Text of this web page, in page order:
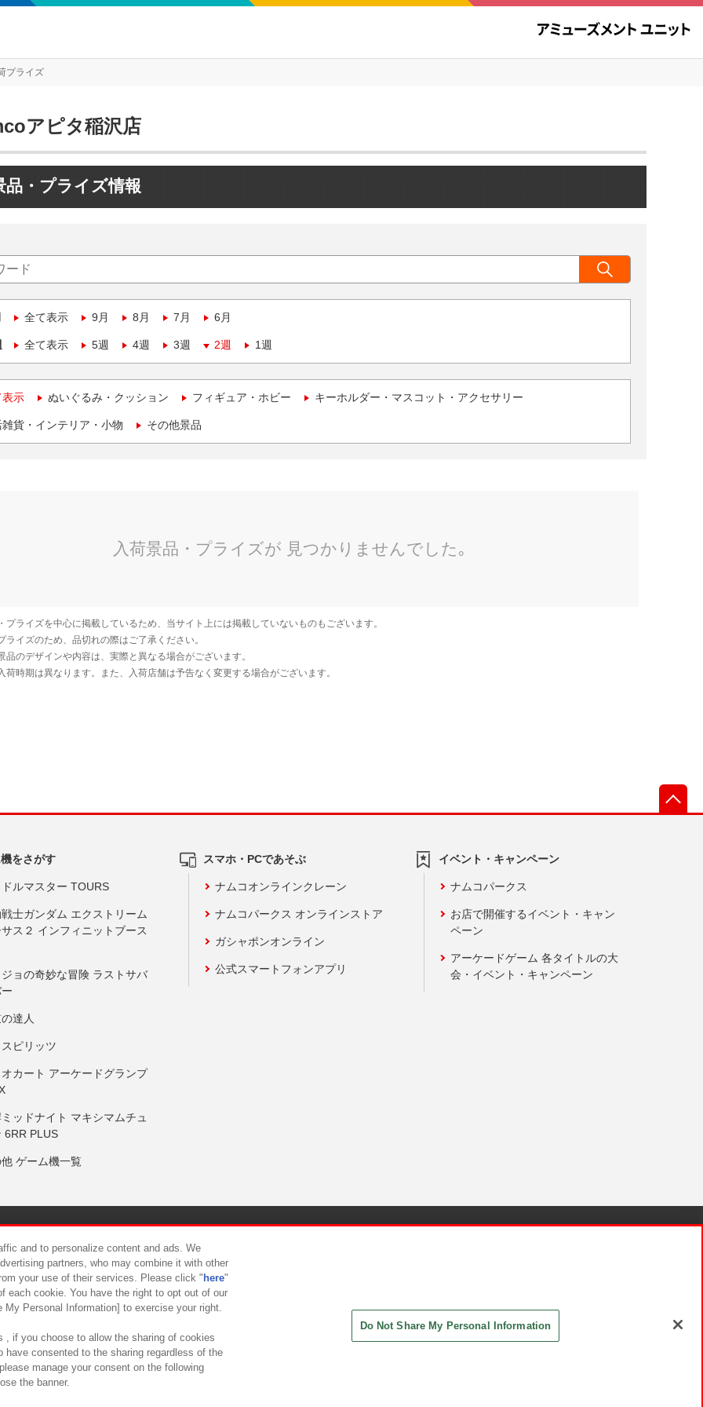
プライズ
アピタ稲沢店
品・プライズ情報
全て表示 9月 8月 7月 6月
全て表示 5週 4週 3週 2週 1週
表示 ぬいぐるみ・クッション フィギュア・ホビー キーホルダー・マスコット・アクセサリー
貨・インテリア・小物 その他景品
をさがす
ルマスター TOURS
士ガンダム エクストリーム
ス２ インフィニットブース
ョの奇妙な冒険 ラストサバ
達人
ピリッツ
カート アーケードグランプ
ッドナイト マキシマムチュ
6RR PLUS
ゲーム機一覧
スマホ・PCであそぶ
ナムコオンラインクレーン
ナムコパークス オンラインストア
ガシャポンオンライン
公式スマートフォンアプリ
イベント・キャンペーン
ナムコパークス
お店で開催するイベント・キャン
ペーン
アーケードゲーム 各タイトルの大
会・イベント・キャンペーン
について カスタマーハラスメント対応方針
and to personalize content and ads. We
partners, who may combine it with other
your use of their services. Please click " here"
each cookie. You have the right to opt out of our
Personal Information] to exercise your right.
, if you choose to allow the sharing of cookies
have consented to the sharing regardless of the
manage your consent on the following
the banner.
Do Not Share My Personal Information